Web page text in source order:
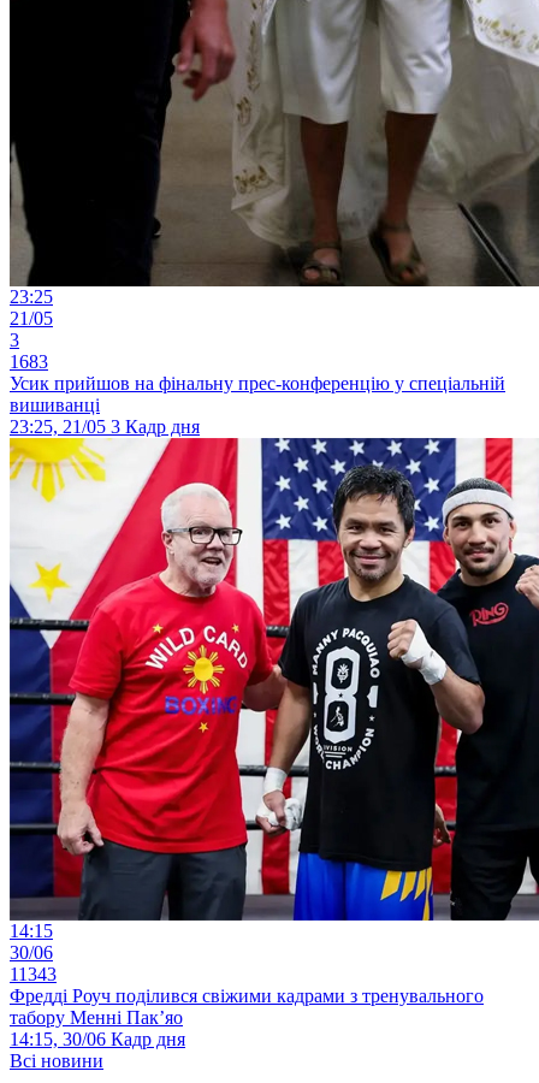
23:25
21/05
3
1683
Усик прийшов на фінальну прес-конференцію у спеціальній
вишиванці
23:25, 21/05 3 Кадр дня
14:15
30/06
11343
Фредді Роуч поділився свіжими кадрами з тренувального
табору Менні Пак’яо
14:15, 30/06 Кадр дня
Всі новини